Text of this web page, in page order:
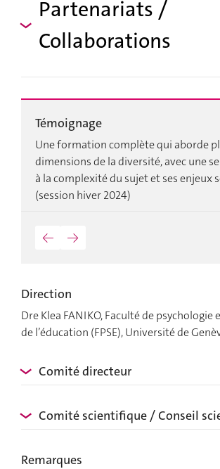
Partenariats /
Collaborations
Témoignage
Une formation complète qui aborde
dimensions de la diversité, avec une
à la complexité du sujet et ses enjeux
(session hiver 2024)
← →
Direction
Dre Klea FANIKO, Faculté de psychologie
de l’éducation (FPSE), Université de
Comité directeur
Comité scientifique / Conseil
Remarques